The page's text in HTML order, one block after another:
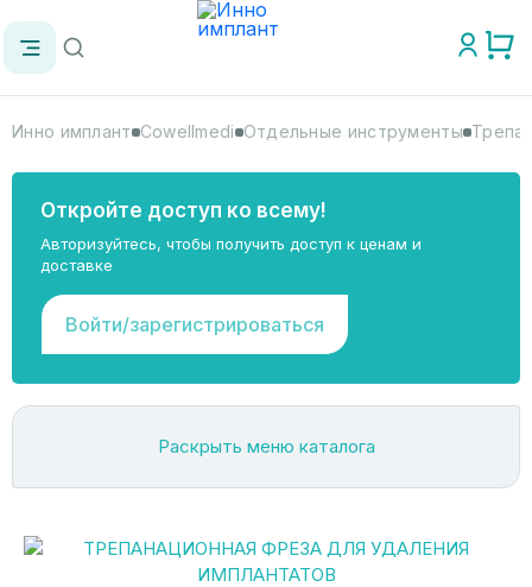
Инно имплант Cowellmedi Отдельные инструменты
Откройте доступ ко всему!
Авторизуйтесь, чтобы получить доступ к ценам и
доставке
Войти/зарегистрироваться
Раскрыть меню каталога